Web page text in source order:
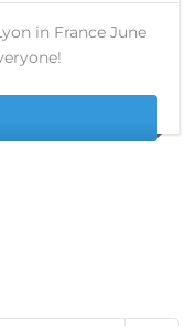
in France June